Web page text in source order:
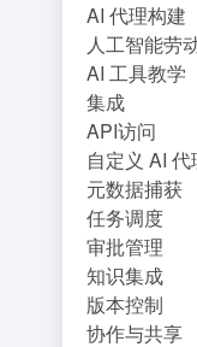
AI 代理构建
人工智能劳
AI 工具教学
集成
API访问
自定义 AI
元数据捕获
任务调度
审批管理
知识集成
版本控制
协作与共享